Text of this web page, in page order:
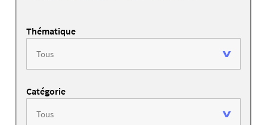
Thématique
Catégorie